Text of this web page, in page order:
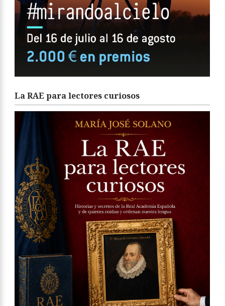
La RAE para lectores curiosos